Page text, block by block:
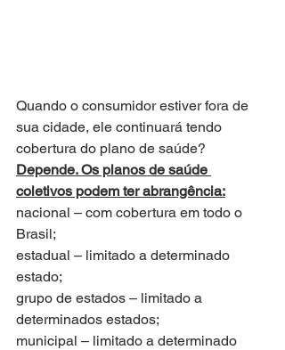
Quando o consumidor estiver fora de
sua cidade, ele continuará tendo
cobertura do plano de saúde?
Depende. Os planos de saúde
coletivos podem ter abrangência:
nacional – com cobertura em todo o
Brasil;
estadual – limitado a determinado
estado;
grupo de estados – limitado a
determinados estados;
municipal – limitado a determinado